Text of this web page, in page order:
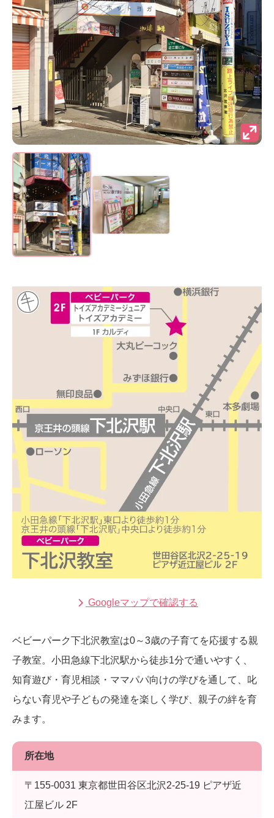
Googleマップで確認する
ベビーパーク下北沢教室は0～3歳の子育てを応援する親
子教室。小田急線下北沢駅から徒歩1分で通いやすく、
知育遊び・育児相談・ママパパ向けの学びを通して、叱
らない育児や子どもの発達を楽しく学び、親子の絆を育
みます。
所在地
〒155-0031 東京都世田谷区北沢2-25-19 ピアザ近
江屋ビル 2F